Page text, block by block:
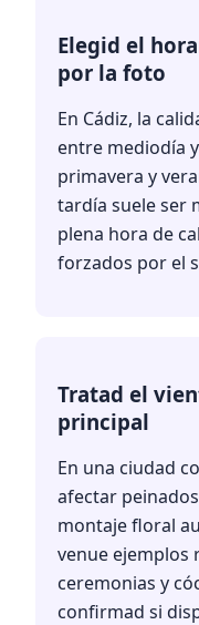
Elegid el
por la foto
En Cádiz, la
entre mediodía
primavera y
tardía suele ser
plena hora de
forzados por el
Tratad el
principal
En una ciudad
afectar
montaje floral
venue ejemplos
ceremonias y
confirmad si